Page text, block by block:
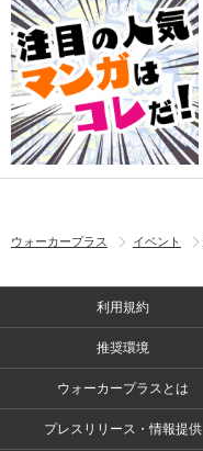
ウォーカープラス イベント
利用規約
推奨環境
ウォーカープラスとは
プレスリリース・情報提供